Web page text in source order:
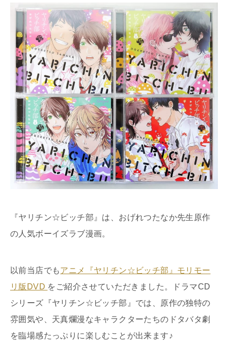
『ヤリチン☆ビッチ部』は、おげれつたなか先生原作
の人気ボーイズラブ漫画。
以前当店でもアニメ『ヤリチン☆ビッチ部』モリモー
リ版DVD をご紹介させていただきました。ドラマCD
シリーズ『ヤリチン☆ビッチ部』では、原作の独特の
雰囲気や、天真爛漫なキャラクターたちのドタバタ劇
を臨場感たっぷりに楽しむことが出来ます♪